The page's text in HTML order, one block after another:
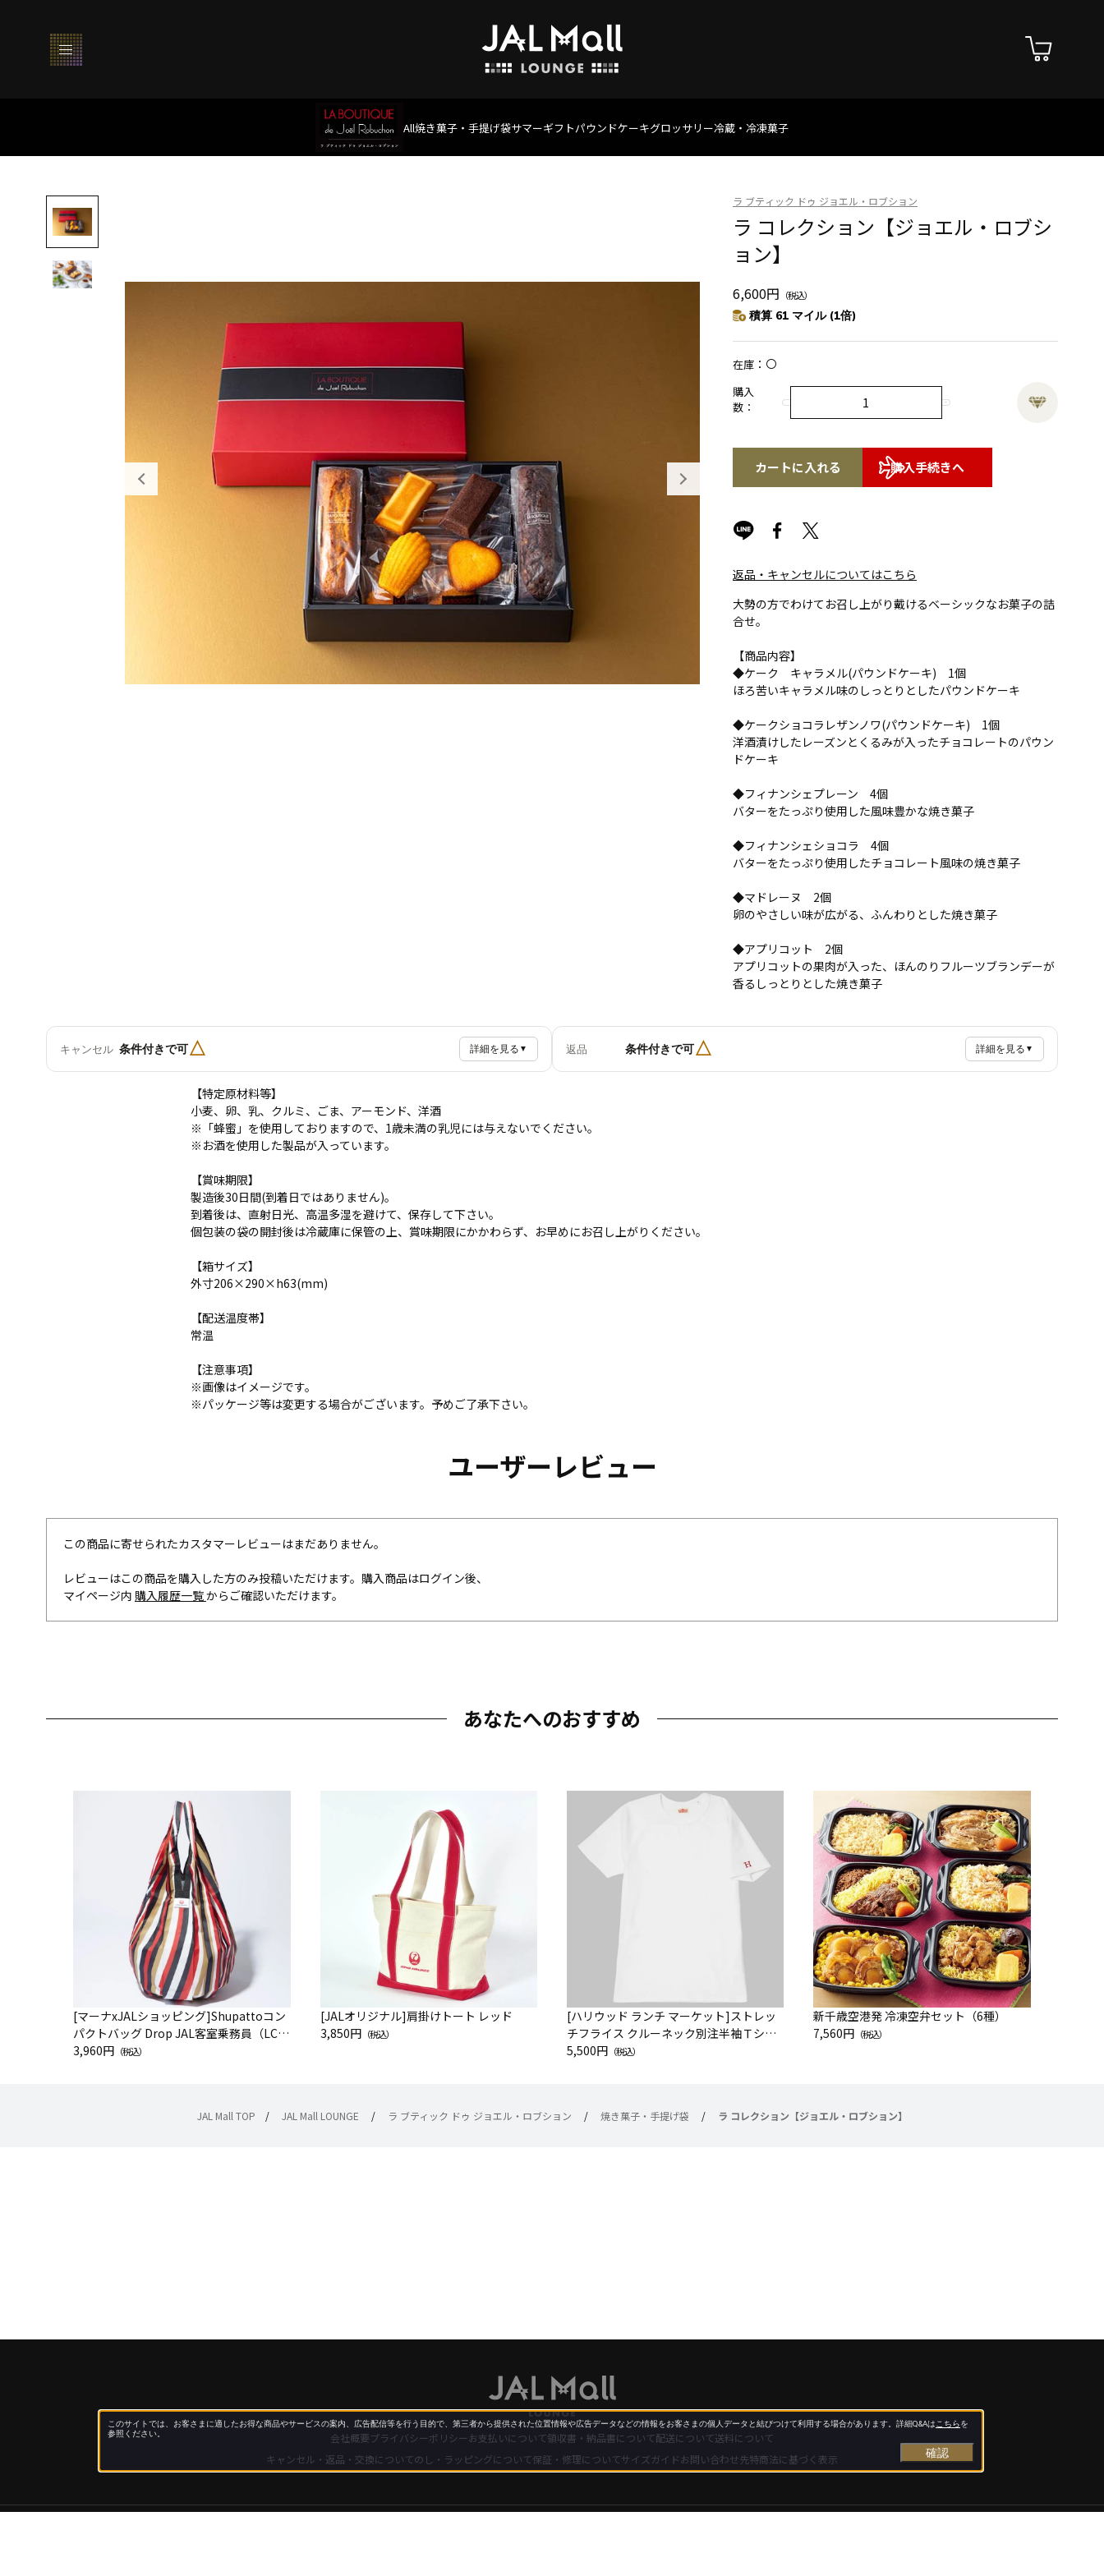
All焼き菓子・手提げ袋サマーギフトパウンドケーキグロッサリー冷蔵・冷凍菓子
ラ ブティック ドゥ ジョエル・ロブション
ラ コレクション【ジョエル・ロブシ
ョン】
6,600円 （税込）
積算 61 マイル (1倍)
在庫
〇
購入
数：
カートに入れる 購入手続きへ
返品・キャンセルについてはこちら
大勢の方でわけてお召し上がり戴けるベーシックなお菓子の詰
合せ。
【商品内容】
◆ケーク キャラメル(パウンドケーキ) 1個
ほろ苦いキャラメル味のしっとりとしたパウンドケーキ
◆ケークショコラレザンノワ(パウンドケーキ) 1個
洋酒漬けしたレーズンとくるみが入ったチョコレートのパウン
ドケーキ
◆フィナンシェプレーン 4個
バターをたっぷり使用した風味豊かな焼き菓子
◆フィナンシェショコラ 4個
バターをたっぷり使用したチョコレート風味の焼き菓子
◆マドレーヌ 2個
卵のやさしい味が広がる、ふんわりとした焼き菓子
◆アプリコット 2個
アプリコットの果肉が入った、ほんのりフルーツブランデーが
香るしっとりとした焼き菓子
キャンセル 条件付きで可△ 詳細を見る ▼ 返品 条件付きで可△ 詳細を見る ▼
【特定原材料等】
小麦、卵、乳、クルミ、ごま、アーモンド、洋酒
※「蜂蜜」を使用しておりますので、1歳未満の乳児には与えないでください。
※お酒を使用した製品が入っています。
【賞味期限】
製造後30日間(到着日ではありません)。
到着後は、直射日光、高温多湿を避けて、保存して下さい。
個包装の袋の開封後は冷蔵庫に保管の上、賞味期限にかかわらず、お早めにお召し上がりください。
【箱サイズ】
外寸206×290×h63(mm)
【配送温度帯】
常温
【注意事項】
※画像はイメージです。
※パッケージ等は変更する場合がございます。予めご了承下さい。
ユーザーレビュー
この商品に寄せられたカスタマーレビューはまだありません。
レビューはこの商品を購入した方のみ投稿いただけます。購入商品はログイン後、
マイページ内 購入履歴一覧からご確認いただけます。
あなたへのおすすめ
[マーナxJALショッピング]Shupattoコン
パクトバッグ Drop JAL客室乗務員（LC）
スカーフ柄
3,960円 （税込）
[JALオリジナル]肩掛けトート レッド
3,850円 （税込）
[ハリウッド ランチ マーケット]ストレッ
チフライス クルーネック別注半袖Ｔシャ
ツ
5,500円 （税込）
新千歳空港発 冷凍空弁セット（6種）
7,560円 （税込）
JAL Mall TOP / JAL Mall LOUNGE / ラ ブティック ドゥ ジョエル・ロブション / 焼き菓子・手提げ袋 / ラ コレクション【ジョエル・ロブション】
会社概要プライバシーポリシーお支払いについて領収書・納品書について配送について送料について
キャンセル・返品・交換についてのし・ラッピングについて保証・修理についてサイズガイドお問い合わせ先特商法に基づく表示
このサイトでは、お客さまに適したお得な商品やサービスの案内、広告配信等を行う目的で、第三者から提供された位置情報や広告データなどの情報をお客さまの個人データと結びつけて利用する場合があります。詳細Q&Aは こちらを
参照ください。
確認